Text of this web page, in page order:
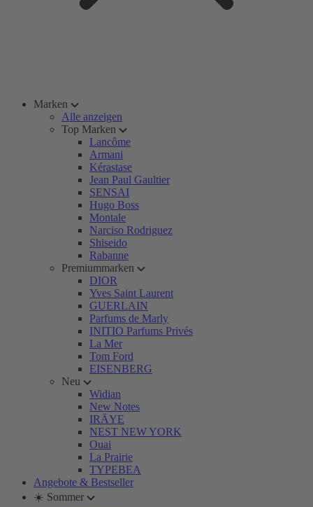
Marken
Alle anzeigen
Top Marken
Lancôme
Armani
Kérastase
Jean Paul Gaultier
SENSAI
Hugo Boss
Montale
Narciso Rodriguez
Shiseido
Rabanne
Premiummarken
DIOR
Yves Saint Laurent
GUERLAIN
Parfums de Marly
INITIO Parfums Privés
La Mer
Tom Ford
EISENBERG
Neu
Widian
New Notes
IRÄYE
NEST NEW YORK
Ouai
La Prairie
TYPEBEA
Angebote & Bestseller
☀️ Sommer